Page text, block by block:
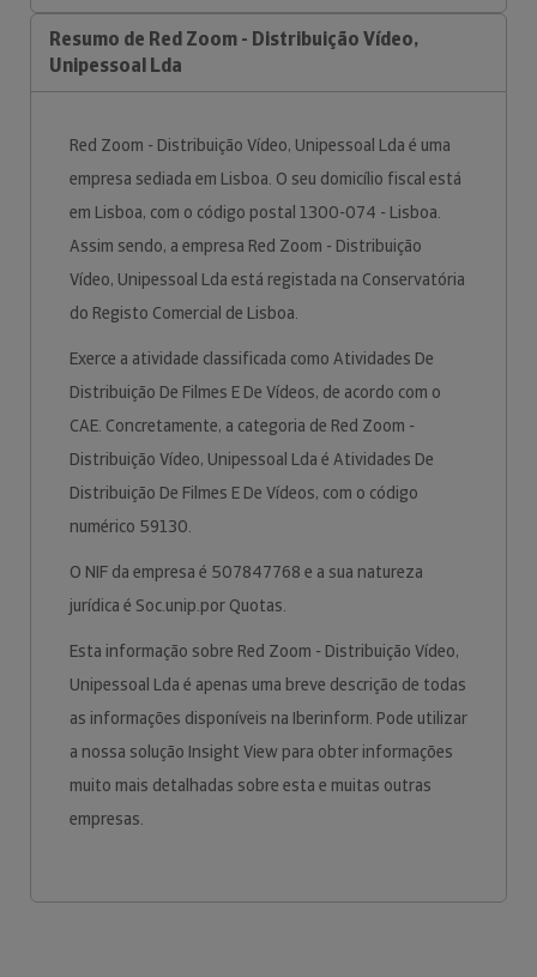
Resumo de Red Zoom - Distribuição Vídeo,
Unipessoal Lda
Red Zoom - Distribuição Vídeo, Unipessoal Lda é uma
empresa sediada em Lisboa. O seu domicílio fiscal está
em Lisboa, com o código postal 1300-074 - Lisboa.
Assim sendo, a empresa Red Zoom - Distribuição
Vídeo, Unipessoal Lda está registada na Conservatória
do Registo Comercial de Lisboa.
Exerce a atividade classificada como Atividades De
Distribuição De Filmes E De Vídeos, de acordo com o
CAE. Concretamente, a categoria de Red Zoom -
Distribuição Vídeo, Unipessoal Lda é Atividades De
Distribuição De Filmes E De Vídeos, com o código
numérico 59130.
O NIF da empresa é 507847768 e a sua natureza
jurídica é Soc.unip.por Quotas.
Esta informação sobre Red Zoom - Distribuição Vídeo,
Unipessoal Lda é apenas uma breve descrição de todas
as informações disponíveis na Iberinform. Pode utilizar
a nossa solução Insight View para obter informações
muito mais detalhadas sobre esta e muitas outras
empresas.